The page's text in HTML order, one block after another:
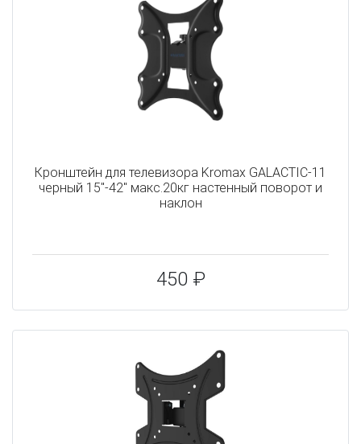
Кронштейн для телевизора Kromax GALACTIC-11
черный 15"-42" макс.20кг настенный поворот и
наклон
450 ₽